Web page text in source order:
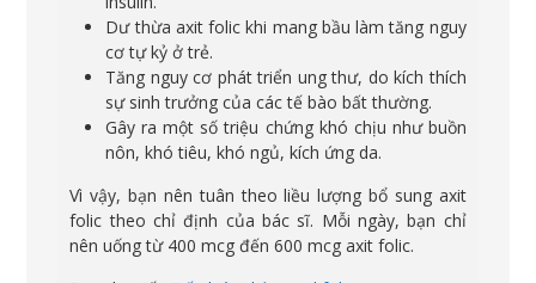
Dư thừa axit folic khi mang bầu làm tăng nguy
cơ tự kỷ ở trẻ.
Tăng nguy cơ phát triển ung thư, do kích thích
sự sinh trưởng của các tế bào bất thường.
Gây ra một số triệu chứng khó chịu như buồn
nôn, khó tiêu, khó ngủ, kích ứng da.
Vì vậy, bạn nên tuân theo liều lượng bổ sung axit
folic theo chỉ định của bác sĩ. Mỗi ngày, bạn chỉ
nên uống từ 400 mcg đến 600 mcg axit folic.